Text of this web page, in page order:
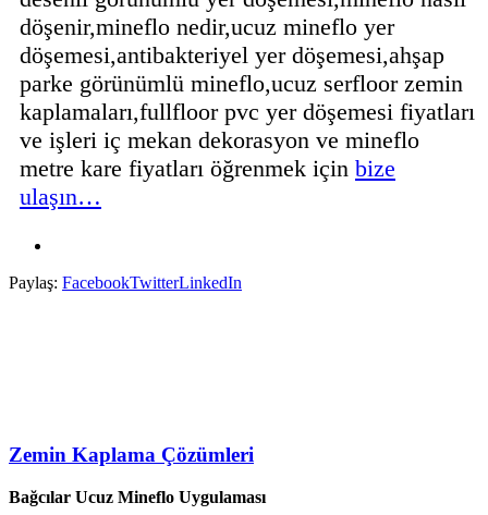
döşenir,mineflo nedir,ucuz mineflo yer
döşemesi,antibakteriyel yer döşemesi,ahşap
parke görünümlü mineflo,ucuz serfloor zemin
kaplamaları,fullfloor pvc yer döşemesi fiyatları
ve işleri iç mekan dekorasyon ve mineflo
metre kare fiyatları öğrenmek için bize
ulaşın…
Paylaş: FacebookTwitterLinkedIn
Zemin Kaplama Çözümleri
Bağcılar Ucuz Mineflo Uygulaması